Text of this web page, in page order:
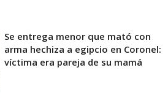
Se entrega menor que mató con
arma hechiza a egipcio en Coronel:
víctima era pareja de su mamá